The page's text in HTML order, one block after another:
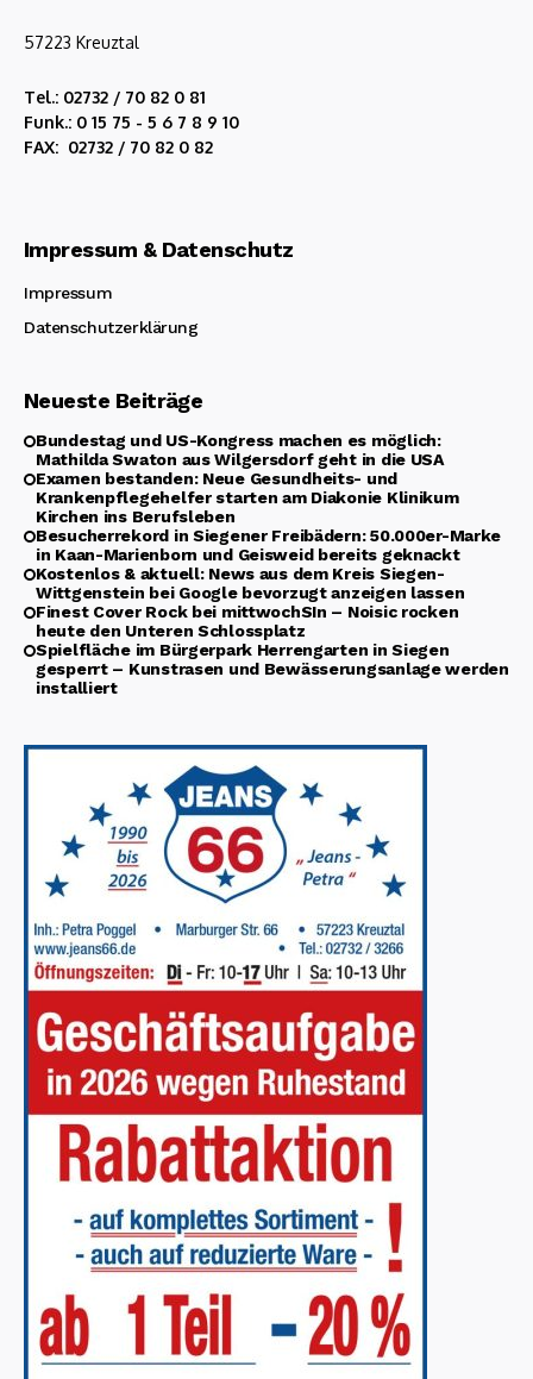
57223 Kreuztal
Tel.: 02732 / 70 82 0 81
Funk.: 0 15 75 - 5 6 7 8 9 10
FAX: 02732 / 70 82 0 82
Impressum & Datenschutz
Impressum
Datenschutzerklärung
Neueste Beiträge
Bundestag und US-Kongress machen es möglich:
Mathilda Swaton aus Wilgersdorf geht in die USA
Examen bestanden: Neue Gesundheits- und
Krankenpflegehelfer starten am Diakonie Klinikum
Kirchen ins Berufsleben
Besucherrekord in Siegener Freibädern: 50.000er-Marke
in Kaan-Marienborn und Geisweid bereits geknackt
Kostenlos & aktuell: News aus dem Kreis Siegen-
Wittgenstein bei Google bevorzugt anzeigen lassen
Finest Cover Rock bei mittwochSIn – Noisic rocken
heute den Unteren Schlossplatz
Spielfläche im Bürgerpark Herrengarten in Siegen
gesperrt – Kunstrasen und Bewässerungsanlage werden
installiert